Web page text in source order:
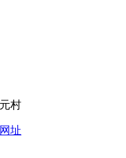
村
址